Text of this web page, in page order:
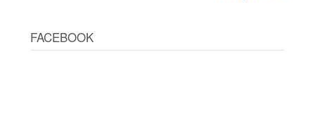
FACEBOOK